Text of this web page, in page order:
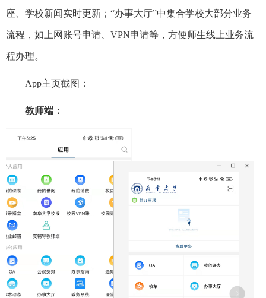
座、学校新闻实时更新；“办事大厅”中集合学校大部分业务
流程，如上网账号申请、VPN申请等，方便师生线上业务流
程办理。
App主页截图：
教师端：